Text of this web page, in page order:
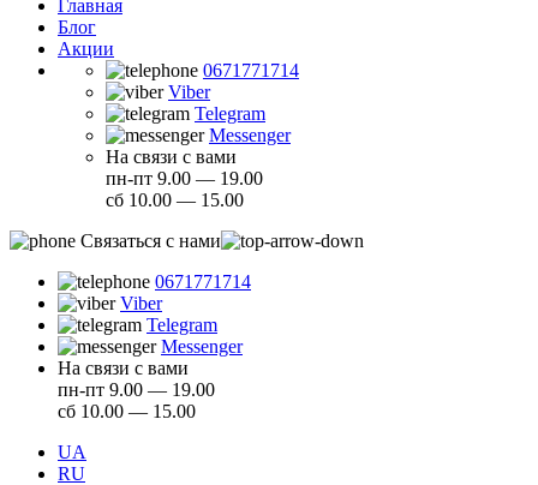
Главная
Блог
Акции
0671771714
Viber
Telegram
Messenger
На связи с вами
пн-пт 9.00 — 19.00
сб 10.00 — 15.00
Связаться с нами
0671771714
Viber
Telegram
Messenger
На связи с вами
пн-пт 9.00 — 19.00
сб 10.00 — 15.00
UA
RU